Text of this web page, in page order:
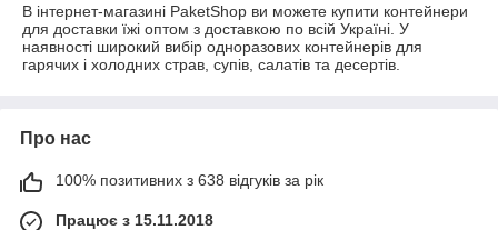
В інтернет-магазині PaketShop ви можете купити контейнери
для доставки їжі оптом з доставкою по всій Україні. У
наявності широкий вибір одноразових контейнерів для
гарячих і холодних страв, супів, салатів та десертів.
Про нас
100% позитивних з 638 відгуків за рік
Працює з 15.11.2018